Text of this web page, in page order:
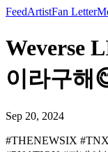
FeedArtistFan Letter
Weverse
이라구해
Sep 20, 2024
#THENEWSIX